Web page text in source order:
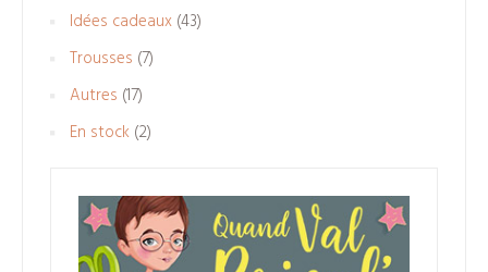
Idées cadeaux 4343
Trousses 77
Autres 1717
produits
En stock 22